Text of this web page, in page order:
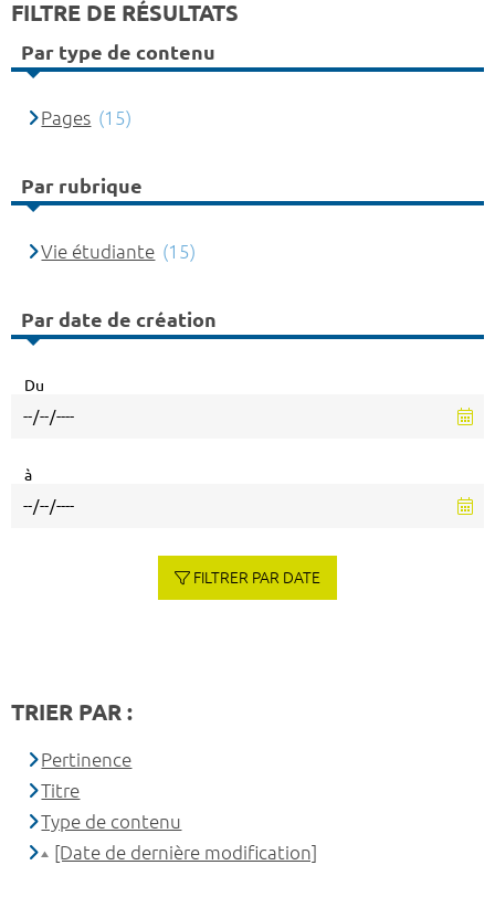
FILTRE DE RÉSULTATS
Par type de contenu
Pages (15)
Par rubrique
Vie étudiante (15)
Par date de création
Du
à
FILTRER PAR DATE
TRIER PAR :
Pertinence
Titre
Type de contenu
[Date de dernière modification]